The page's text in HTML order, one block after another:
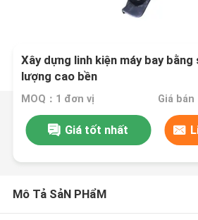
Xây dựng linh kiện máy bay
lượng cao bền
MOQ：1 đơn vị
Giá tốt nhất
Mô Tả SảN PHẩM